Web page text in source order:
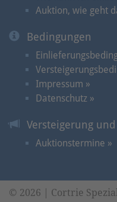
Auktion, wie geht
Bedingungen
Impressum »
Datenschutz »
Versteigerung
Auktionstermine »
© 2026 | Cortrie